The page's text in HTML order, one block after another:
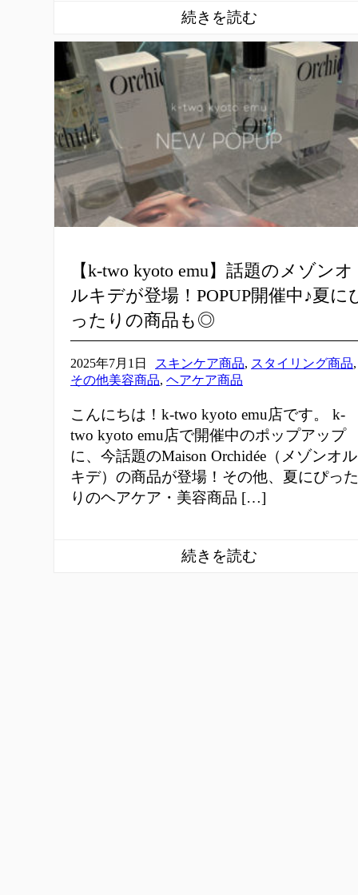
【k-two kyoto emu】話題のメゾンオ
ルキデが登場！POPUP開催中♪夏に
ったりの商品も◎
2025年7月1日 スキンケア商品, スタイリング商品,
その他美容商品, ヘアケア商品
こんにちは！k-two kyoto emu店です。 k-
two kyoto emu店で開催中のポップアップ
に、今話題のMaison Orchidée（メゾンオル
キデ）の商品が登場！その他、夏にぴった
りのヘアケア・美容商品 […]